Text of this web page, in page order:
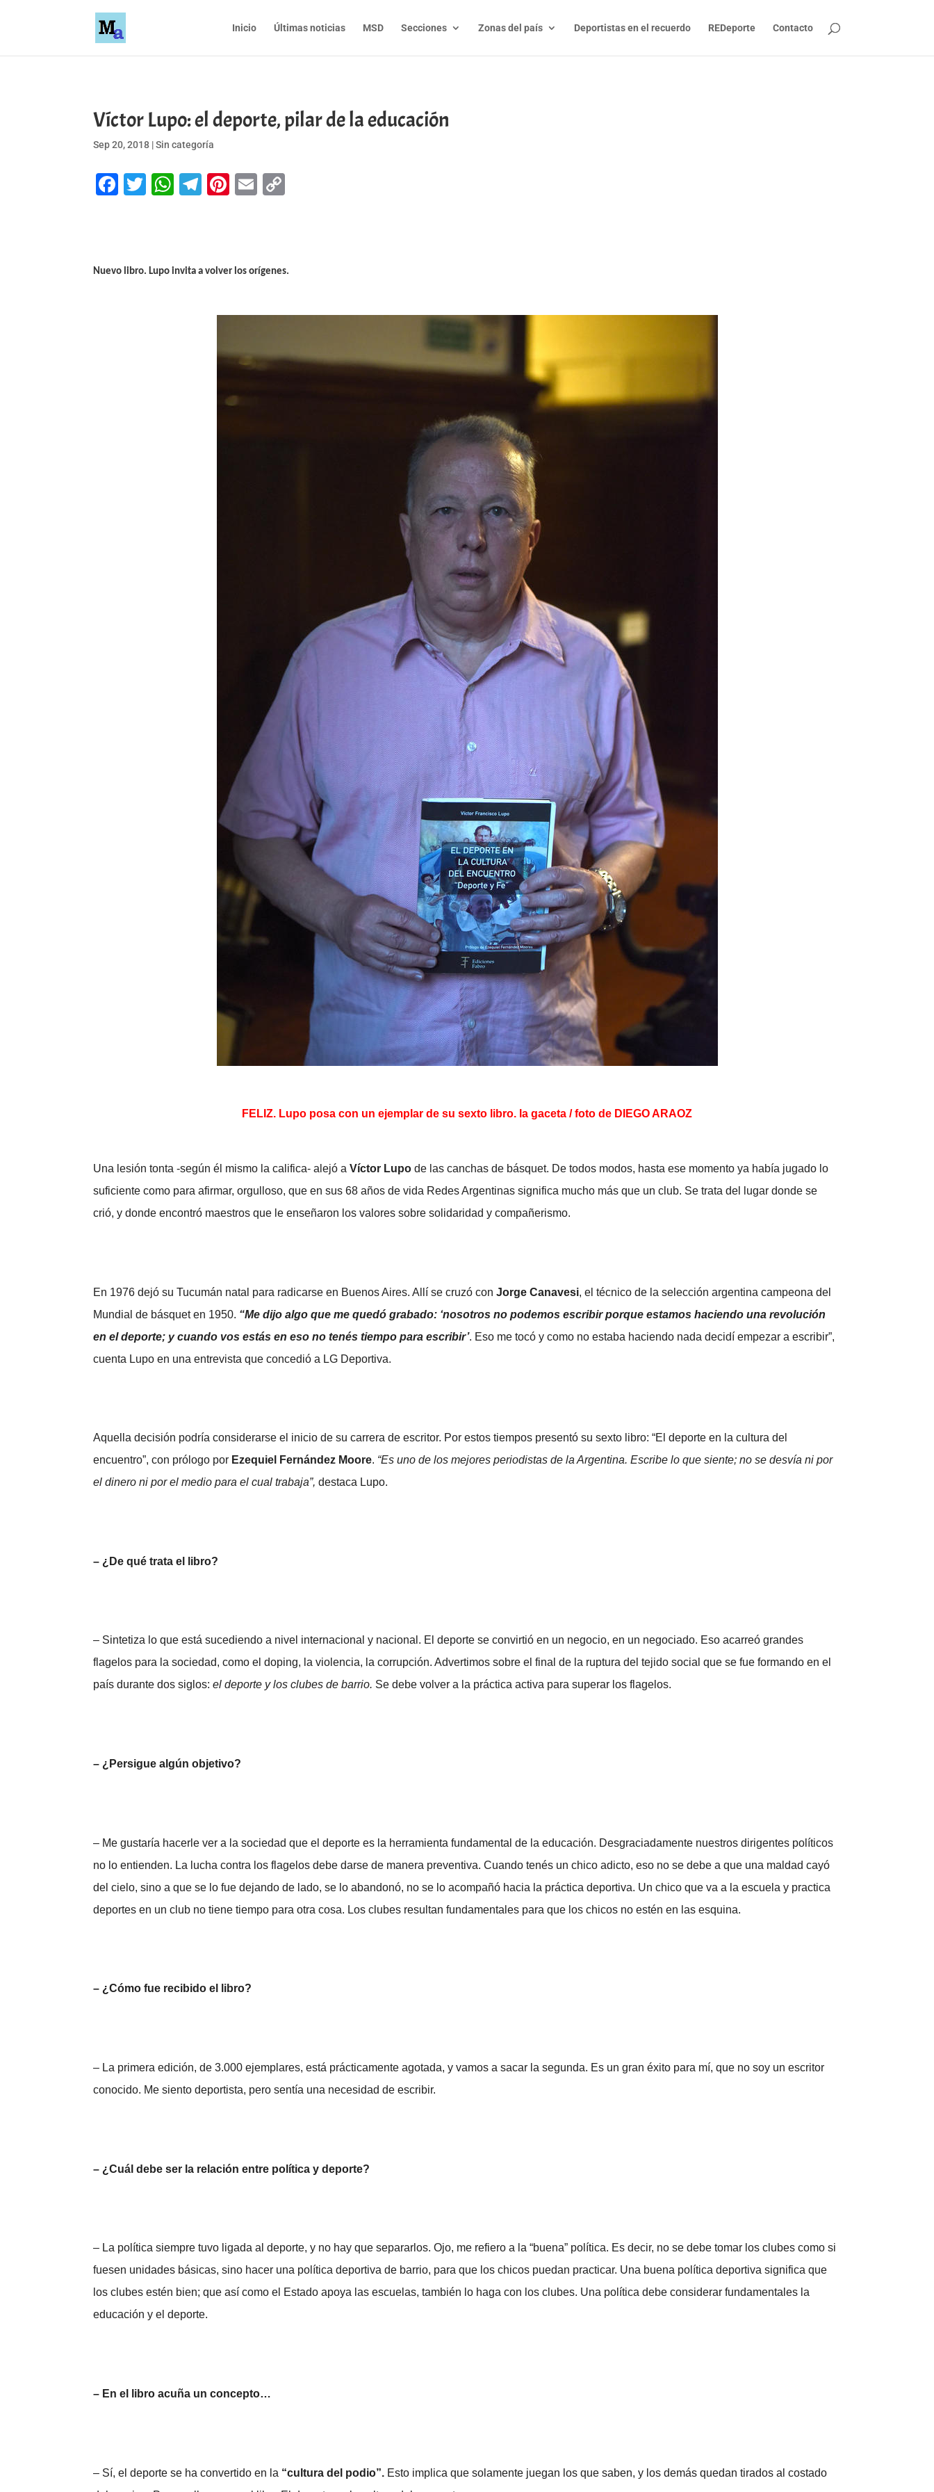
Inicio Últimas noticias MSD Secciones Zonas del país Deportistas en el recuerdo REDeporte Contacto
Víctor Lupo: el deporte, pilar de la educación
Sep 20, 2018 |Sin categoría
Facebook
Twitter
WhatsApp
Telegram
Pinterest
Email
Nuevo libro. Lupo invita a volver los orígenes.
FELIZ. Lupo posa con un ejemplar de su sexto libro. la gaceta / foto de DIEGO ARAOZ
Una lesión tonta -según él mismo la califica- alejó aVíctor Lupode las canchas de básquet. De todos modos, hasta ese momento ya había jugado lo
suficiente como para afirmar, orgulloso, que en sus 68 años de vida Redes Argentinas significa mucho más que un club. Se trata del lugar donde se
crió, y donde encontró maestros que le enseñaron los valores sobre solidaridad y compañerismo.
En 1976 dejó su Tucumán natal para radicarse en Buenos Aires. Allí se cruzó conJorge Canavesi, el técnico de la selección argentina campeona del
Mundial de básquet en 1950. “Me dijo algo que me quedó grabado: ‘nosotros no podemos escribir porque estamos haciendo una revolución
en el deporte; y cuando vos estás en eso no tenés tiempo para escribir’. Eso me tocó y como no estaba haciendo nada decidí empezar a escribir”,
cuenta Lupo en una entrevista que concedió a LG Deportiva.
Aquella decisión podría considerarse el inicio de su carrera de escritor. Por estos tiempos presentó su sexto libro: “El deporte en la cultura del
encuentro”, con prólogo por Ezequiel Fernández Moore. “Es uno de los mejores periodistas de la Argentina. Escribe lo que siente; no se desvía ni por
el dinero ni por el medio para el cual trabaja”, destaca Lupo.
– ¿De qué trata el libro?
– Sintetiza lo que está sucediendo a nivel internacional y nacional. El deporte se convirtió en un negocio, en un negociado. Eso acarreó grandes
flagelos para la sociedad, como el doping, la violencia, la corrupción. Advertimos sobre el final de la ruptura del tejido social que se fue formando en el
país durante dos siglos:el deporte y los clubes de barrio. Se debe volver a la práctica activa para superar los flagelos.
– ¿Persigue algún objetivo?
– Me gustaría hacerle ver a la sociedad que el deporte es la herramienta fundamental de la educación. Desgraciadamente nuestros dirigentes políticos
no lo entienden. La lucha contra los flagelos debe darse de manera preventiva. Cuando tenés un chico adicto, eso no se debe a que una maldad cayó
del cielo, sino a que se lo fue dejando de lado, se lo abandonó, no se lo acompañó hacia la práctica deportiva. Un chico que va a la escuela y practica
deportes en un club no tiene tiempo para otra cosa. Los clubes resultan fundamentales para que los chicos no estén en las esquina.
– ¿Cómo fue recibido el libro?
– La primera edición, de 3.000 ejemplares, está prácticamente agotada, y vamos a sacar la segunda. Es un gran éxito para mí, que no soy un escritor
conocido. Me siento deportista, pero sentía una necesidad de escribir.
– ¿Cuál debe ser la relación entre política y deporte?
– La política siempre tuvo ligada al deporte, y no hay que separarlos. Ojo, me refiero a la “buena” política. Es decir, no se debe tomar los clubes como si
fuesen unidades básicas, sino hacer una política deportiva de barrio, para que los chicos puedan practicar. Una buena política deportiva significa que
los clubes estén bien; que así como el Estado apoya las escuelas, también lo haga con los clubes. Una política debe considerar fundamentales la
educación y el deporte.
– En el libro acuña un concepto…
– Sí, el deporte se ha convertido en la “cultura del podio”. Esto implica que solamente juegan los que saben, y los demás quedan tirados al costado